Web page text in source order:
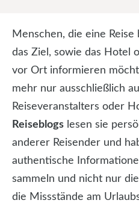
Menschen, die eine
das Ziel, sowie das Hotel
vor Ort informieren
mehr nur ausschließlich
Reiseveranstalters oder
Reiseblogs lesen sie
anderer Reisender und
authentische
sammeln und nicht nur
die Missstände am